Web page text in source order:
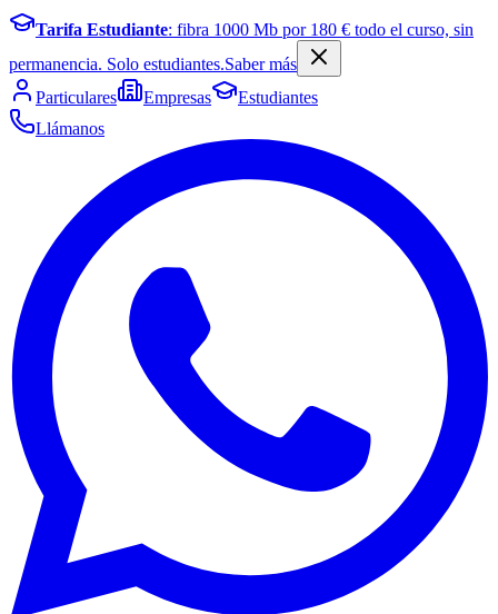
Tarifa Estudiante: fibra 1000 Mb por 180 € todo el curso, sin
permanencia. Solo estudiantes.Saber más
Particulares
Empresas
Estudiantes
Llámanos